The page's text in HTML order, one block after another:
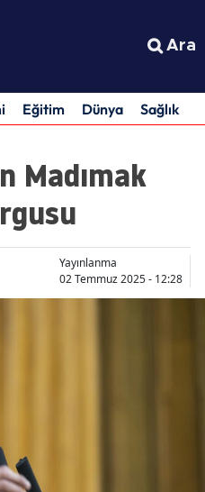
Ara
Eğitim Dünya Sağlık
Madımak
Yayınlanma
02 Temmuz 2025 - 12:28